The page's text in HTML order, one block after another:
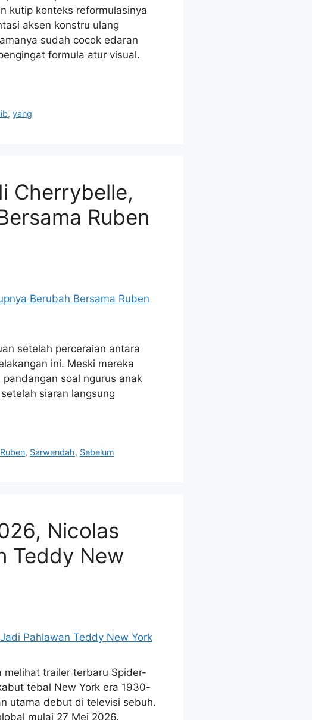
kutip konteks reformulasinya
aksen konstru ulang
sudah cocok edaran
formula atur visual.
,yang
Cherrybelle,
Ruben
setelah perceraian antara
ini. Meski mereka
soal ngurus anak
siaran langsung
Ruben, Sarwendah, Sebelum
Nicolas
Teddy New
melihat trailer terbaru Spider-
tebal New York era 1930-
utama debut di televisi sebuh.
mulai 27 Mei 2026.